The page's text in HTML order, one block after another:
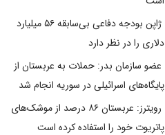
ژاپن بودجه دفاعی بی‌سابقه ۵۶ میلیارد
دلاری را در نظر دارد
عضو سازمان بدر: حملات به عربستان از
پایگاه‌های اسرائیلی در سوریه انجام شد
رویترز: عربستان ۸۶ درصد از موشک‌های
پاتریوت خود را استفاده کرده است